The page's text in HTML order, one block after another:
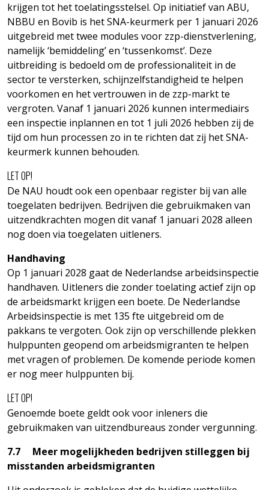
krijgen tot het toelatingsstelsel. Op initiatief van ABU,
NBBU en Bovib is het SNA-keurmerk per 1 januari 2026
uitgebreid met twee modules voor zzp-dienstverlening,
namelijk ‘bemiddeling’ en ‘tussenkomst’. Deze
uitbreiding is bedoeld om de professionaliteit in de
sector te versterken, schijnzelfstandigheid te helpen
voorkomen en het vertrouwen in de zzp-markt te
vergroten. Vanaf 1 januari 2026 kunnen intermediairs
een inspectie inplannen en tot 1 juli 2026 hebben zij de
tijd om hun processen zo in te richten dat zij het SNA-
keurmerk kunnen behouden.
LET OP!
De NAU houdt ook een openbaar register bij van alle
toegelaten bedrijven. Bedrijven die gebruikmaken van
uitzendkrachten mogen dit vanaf 1 januari 2028 alleen
nog doen via toegelaten uitleners.
Handhaving
Op 1 januari 2028 gaat de Nederlandse arbeidsinspectie
handhaven. Uitleners die zonder toelating actief zijn op
de arbeidsmarkt krijgen een boete. De Nederlandse
Arbeidsinspectie is met 135 fte uitgebreid om de
pakkans te vergoten. Ook zijn op verschillende plekken
hulppunten geopend om arbeidsmigranten te helpen
met vragen of problemen. De komende periode komen
er nog meer hulppunten bij.
LET OP!
Genoemde boete geldt ook voor inleners die
gebruikmaken van uitzendbureaus zonder vergunning.
7.7 Meer mogelijkheden bedrijven stilleggen bij
misstanden arbeidsmigranten